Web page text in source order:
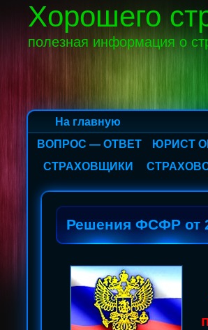
Хорошего
полезная информация о
На главную
ВОПРОС — ОТВЕТ
ЮРИСТ
СТРАХОВЩИКИ
Решения ФСФР от